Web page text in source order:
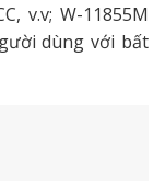
v.v; W-11855M
dùng với bất